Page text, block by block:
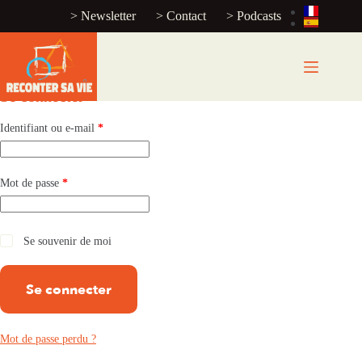
> Newsletter > Contact > Podcasts
Mon compte
Se connecter
Identifiant ou e-mail *
Mot de passe *
Se souvenir de moi
Se connecter
Mot de passe perdu ?